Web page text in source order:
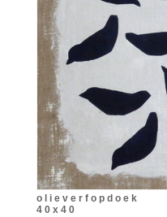
o l i e v e r f o p d o e k
4 0 x 4 0